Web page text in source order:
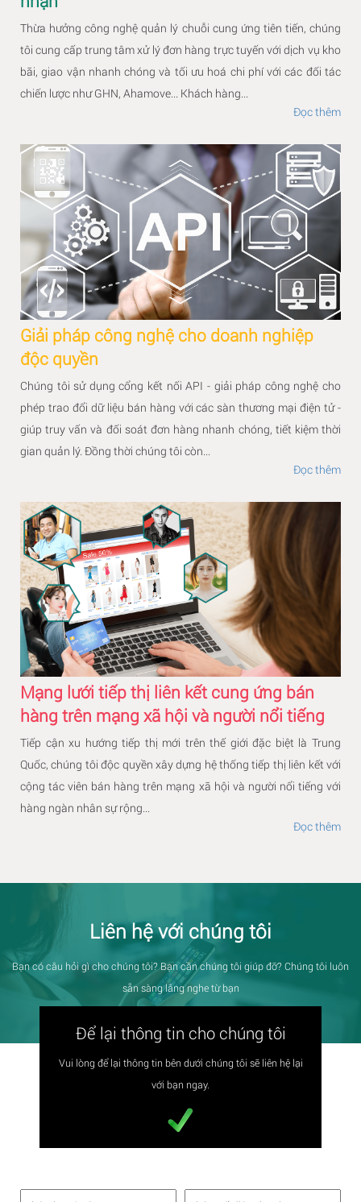
Thừa hưởng công nghệ quản lý chuỗi cung ứng tiên tiến, chúng
tôi cung cấp trung tâm xử lý đơn hàng trực tuyến với dịch vụ kho
bãi, giao vận nhanh chóng và tối ưu hoá chi phí với các đối tác
chiến lược như GHN, Ahamove... Khách hàng...
Đọc thêm
Giải pháp công nghệ cho doanh nghiệp
độc quyền
Chúng tôi sử dụng cổng kết nối API - giải pháp công nghệ cho
phép trao đổi dữ liệu bán hàng với các sàn thương mại điện tử -
giúp truy vấn và đối soát đơn hàng nhanh chóng, tiết kiệm thời
gian quản lý. Đồng thời chúng tôi còn...
Đọc thêm
Mạng lưới tiếp thị liên kết cung ứng bán
hàng trên mạng xã hội và người nổi tiếng
Tiếp cận xu hướng tiếp thị mới trên thế giới đặc biệt là Trung
Quốc, chúng tôi độc quyền xây dựng hệ thống tiếp thị liên kết với
cộng tác viên bán hàng trên mạng xã hội và người nổi tiếng với
hàng ngàn nhân sự rộng...
Đọc thêm
Liên hệ với chúng tôi
Bạn có câu hỏi gì cho chúng tôi? Bạn cần chúng tôi giúp đỡ? Chúng tôi luôn
sẵn sàng lắng nghe từ bạn
Để lại thông tin cho chúng tôi
Vui lòng để lại thông tin bên dưới chúng tôi sẽ liên hệ lại
với bạn ngay.